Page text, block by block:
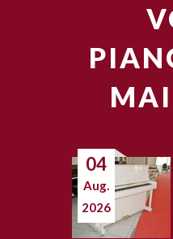
04
Aug.
2026